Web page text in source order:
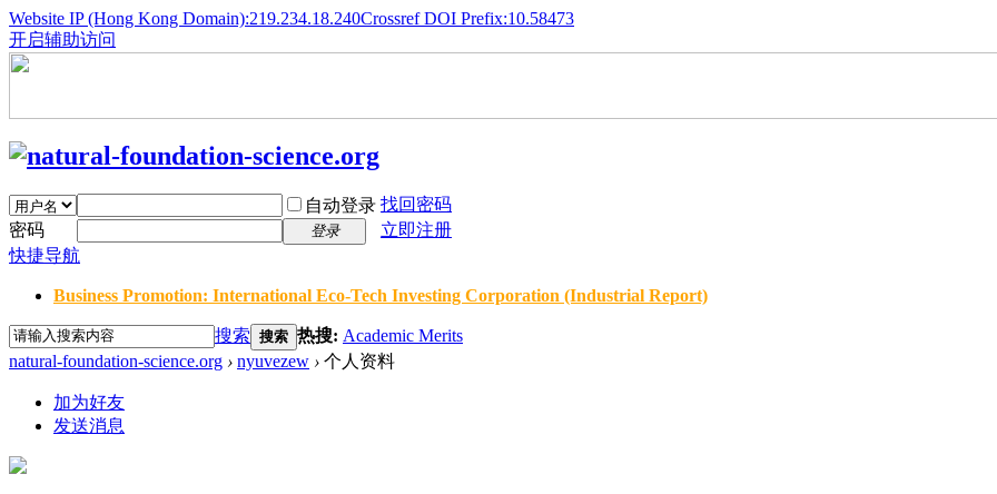
Website IP (Hong Kong Domain):219.234.18.240Crossref DOI Prefix:10.58473
开启辅助访问
自动登录 找回密码
密码
登录
立即注册
快捷导航
Business Promotion: International Eco-Tech Investing Corporation (Industrial Report)
搜索 搜索 热搜: Academic Merits
natural-foundation-science.org › nyuvezew › 个人资料
加为好友
发送消息